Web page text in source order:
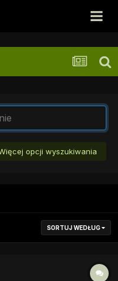
opcji wyszukiwania
SORTUJ WEDŁUG